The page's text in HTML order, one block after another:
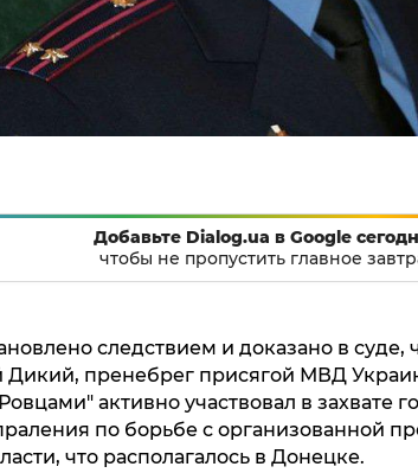
Добавьте Dialog.ua в Google
чтобы не пропустить главное
следствием и доказано в суде,
Дикий, пренебрег присягой МВД
активно участвовал в захвате
по борьбе с организованной
что располагалось в Донецке.